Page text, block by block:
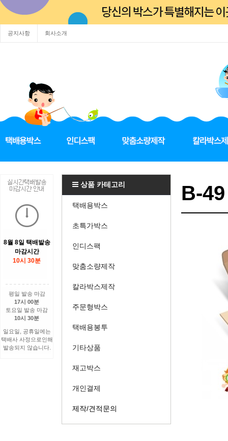
공지사항 회사소개
8월 8일 택배발송
마감시간
10시 30분
평일 발송 마감
17시 00분
토요일 발송 마감
10시 30분
일요일, 공휴일에는
택배사 사정으로인해
발송되지 않습니다.
상품 카테고리
택배용박스
초특가박스
인디스팩
맞춤소량제작
칼라박스제작
주문형박스
택배용봉투
기타상품
재고박스
개인결제
제작/견적문의
B-